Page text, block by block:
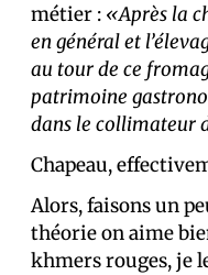
métier : «Après la
en général et
au tour de ce
patrimoine
dans le collimateur
Chapeau,
Alors, faisons un
théorie on aime
khmers rouges, je